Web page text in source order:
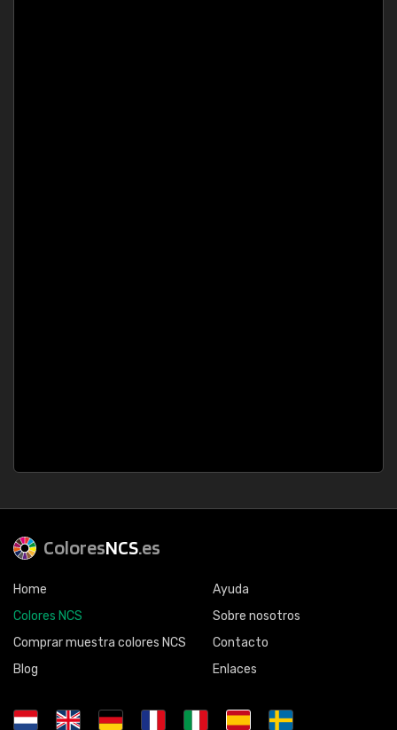
ColoresNCS.es
Home
Colores NCS
Comprar muestra colores NCS
Blog
Ayuda
Sobre nosotros
Contacto
Enlaces